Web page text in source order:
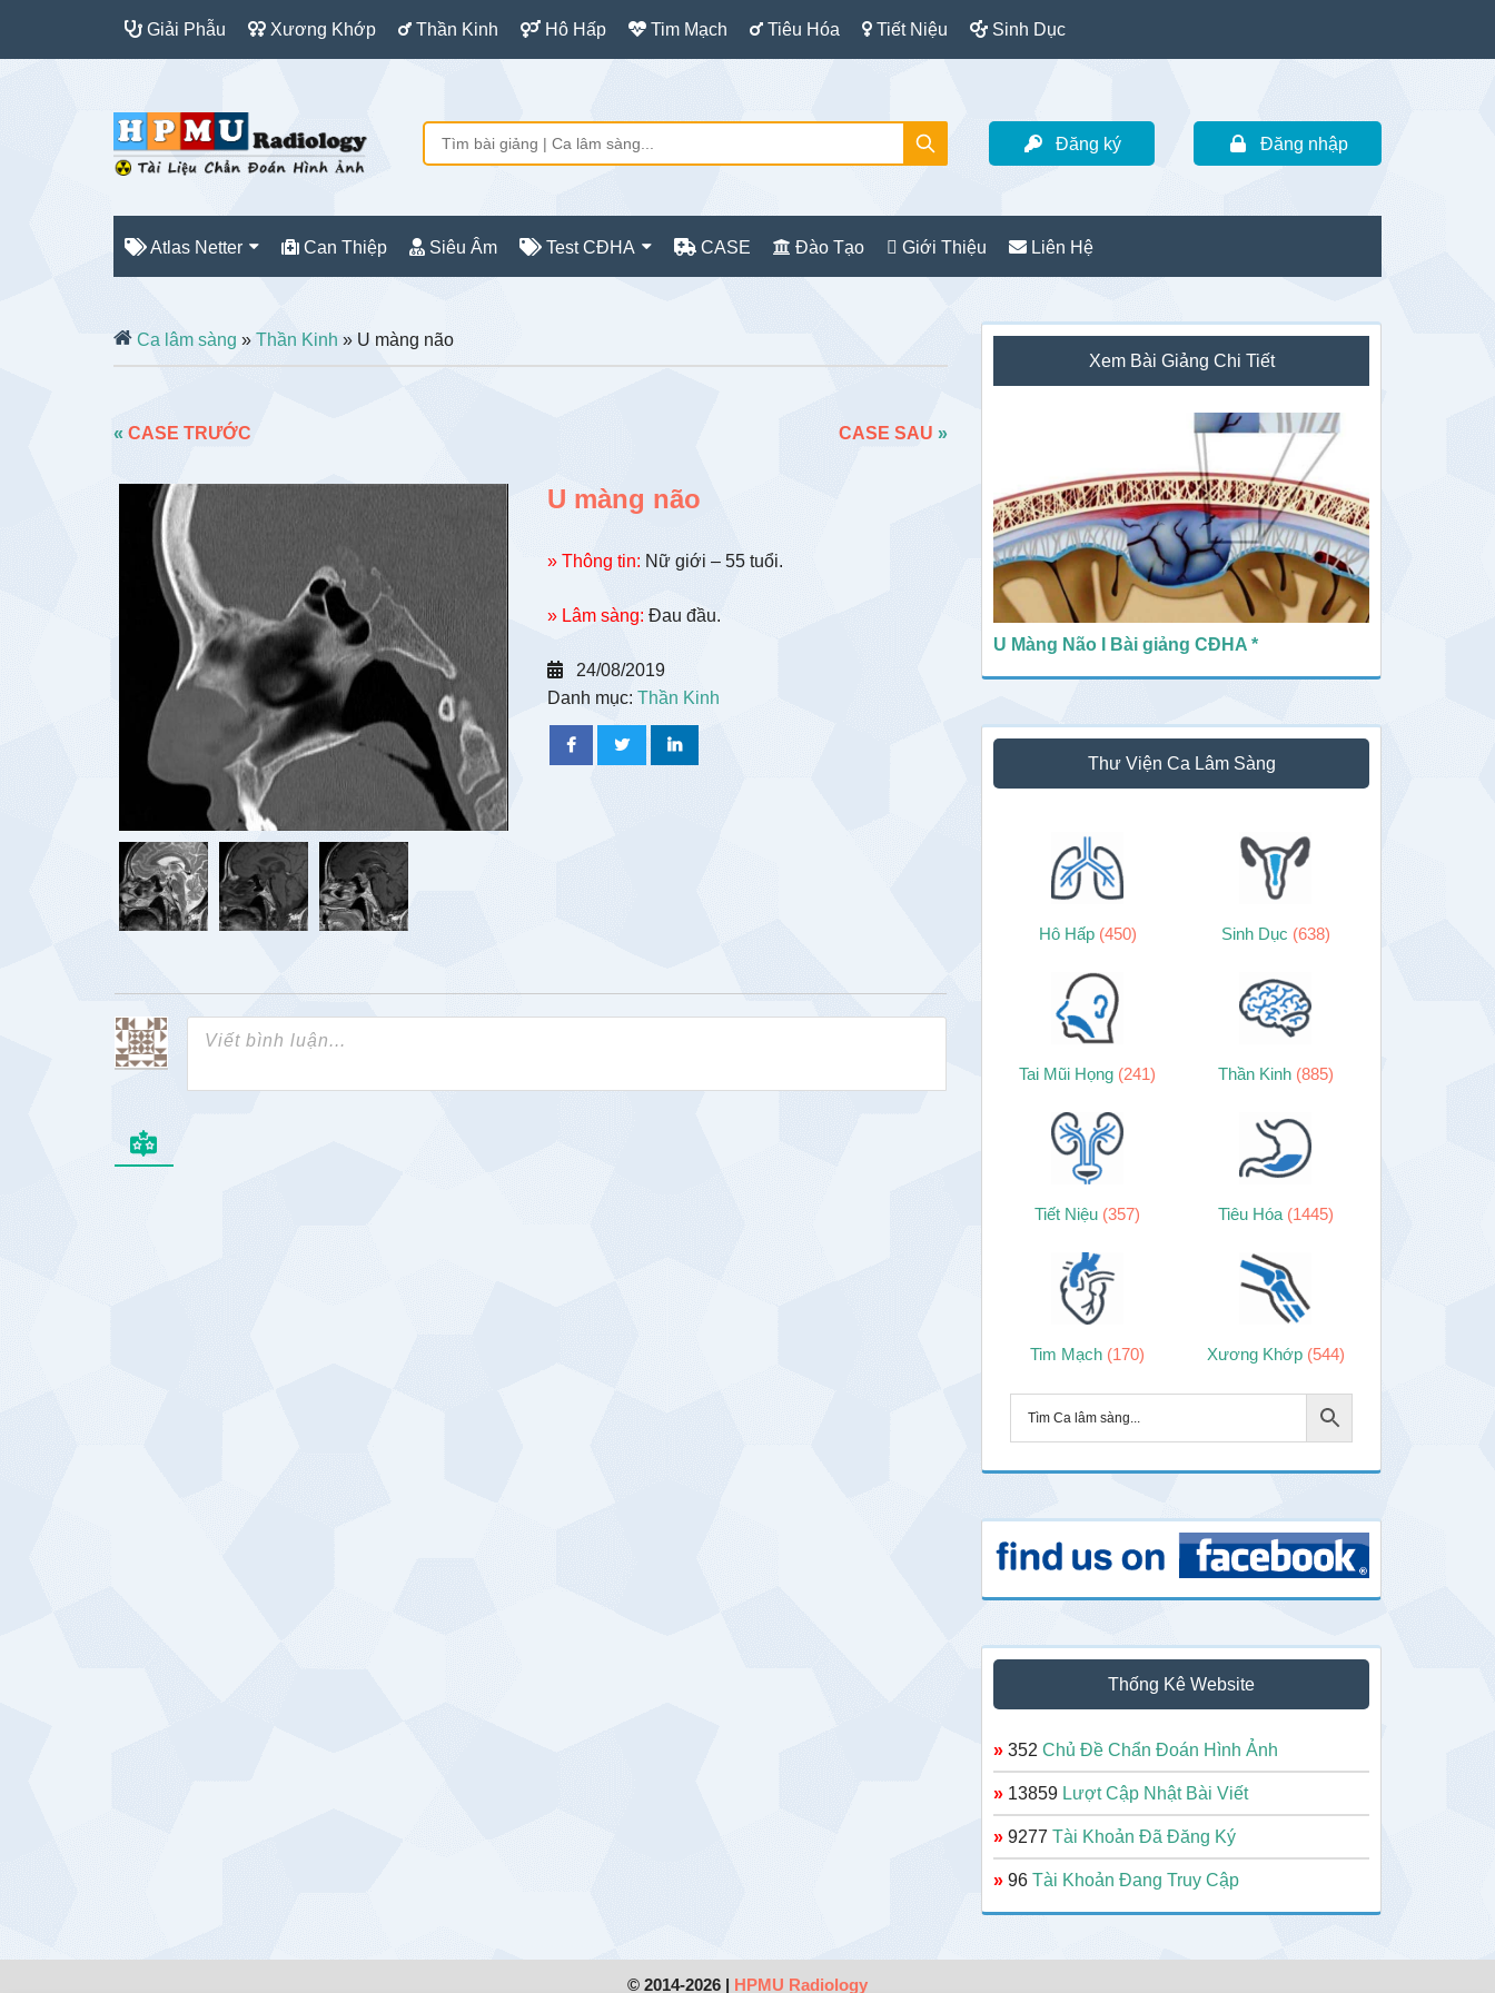
Giải Phẫu Xương Khớp Thần Kinh Hô Hấp Tim Mạch Tiêu Hóa Tiết Niệu Sinh Dục
Đăng ký Đăng nhập
Atlas Netter Can Thiệp Siêu Âm Test CĐHA CASE Đào Tạo Giới Thiệu Liên Hệ
Ca lâm sàng » Thần Kinh » U màng não
« CASE TRƯỚC CASE SAU »
U màng não
» Thông tin: Nữ giới – 55 tuổi.
» Lâm sàng: Đau đầu.
24/08/2019
Danh mục: Thần Kinh
Sidebar
chính
Xem Bài Giảng Chi Tiết
U Màng Não I Bài giảng CĐHA *
Thư Viện Ca Lâm Sàng
Hô Hấp (450) Sinh Dục (638)
Tai Mũi Họng (241) Thần Kinh (885)
Tiết Niệu (357) Tiêu Hóa (1445)
Tim Mạch (170) Xương Khớp (544)
Thống Kê Website
» 352 Chủ Đề Chẩn Đoán Hình Ảnh
» 13859 Lượt Cập Nhật Bài Viết
» 9277 Tài Khoản Đã Đăng Ký
» 96 Tài Khoản Đang Truy Cập
© 2014-2026 | HPMU Radiology